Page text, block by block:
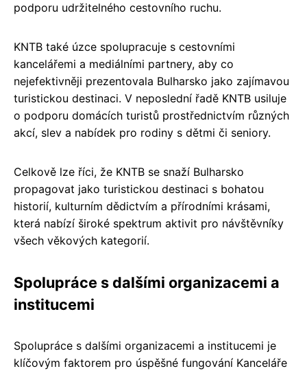
podporu udržitelného cestovního ruchu.
KNTB také úzce spolupracuje s cestovními
kancelářemi a mediálními partnery, aby co
nejefektivněji prezentovala Bulharsko jako zajímavou
turistickou destinaci. V neposlední řadě KNTB usiluje
o podporu domácích turistů prostřednictvím různých
akcí, slev a nabídek pro rodiny s dětmi či seniory.
Celkově lze říci, že KNTB se snaží Bulharsko
propagovat jako turistickou destinaci s bohatou
historií, kulturním dědictvím a přírodními krásami,
která nabízí široké spektrum aktivit pro návštěvníky
všech věkových kategorií.
Spolupráce s dalšími organizacemi a
institucemi
Spolupráce s dalšími organizacemi a institucemi je
klíčovým faktorem pro úspěšné fungování Kanceláře